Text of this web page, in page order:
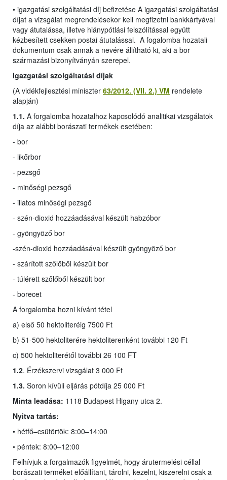
• igazgatási szolgáltatási díj befizetése A igazgatási szolgáltatási
díjat a vizsgálat megrendelésekor kell megfizetni bankkártyával
vagy átutalássa, illetve hiánypótlási felszólítással együtt
kézbesített csekken postai átutalással. A fogalomba hozatali
dokumentum csak annak a nevére állítható ki, aki a bor
származási bizonyítványán szerepel.
Igazgatási szolgáltatási díjak
(A vidékfejlesztési miniszter 63/2012. (VII. 2.) VM rendelete
alapján)
1.1. A forgalomba hozatalhoz kapcsolódó analitikai vizsgálatok
díja az alábbi borászati termékek esetében:
- bor
- likőrbor
- pezsgő
- minőségi pezsgő
- illatos minőségi pezsgő
- szén-dioxid hozzáadásával készült habzóbor
- gyöngyöző bor
-szén-dioxid hozzáadásával készült gyöngyöző bor
- szárított szőlőből készült bor
- túlérett szőlőből készült bor
- borecet
A forgalomba hozni kívánt tétel
a) első 50 hektoliteréig 7500 Ft
b) 51-500 hektoliterére hektoliterenként további 120 Ft
c) 500 hektoliterétől további 26 100 FT
1.2. Érzékszervi vizsgálat 3 000 Ft
1.3. Soron kívüli eljárás pótdíja 25 000 Ft
Minta leadása: 1118 Budapest Higany utca 2.
Nyitva tartás:
• hétfő–csütörtök: 8:00–14:00
• péntek: 8:00–12:00
Felhívjuk a forgalmazók figyelmét, hogy árutermelési céllal
borászati terméket előállítani, tárolni, kezelni, kiszerelni csak a